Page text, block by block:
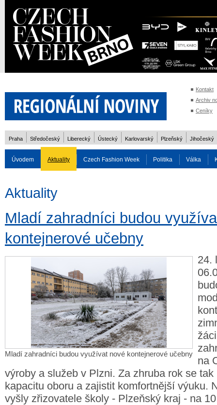
Kontakt
Archiv
Ceníky
Praha Středočeský Liberecký Ústecký Karlovarský Plzeňský Jihočeský
Úvodem Aktuality Czech Fashion Week Politika Válka
Rozhovory
Aktuality
Mladí zahradníci budou
kontejnerové učebny
Mladí zahradníci budou využívat nové kontejnerové učebny
24.
na
výroby a služeb v Plzni. Za zhruba rok se
kapacitu oboru a zajistit komfortnější výuku.
vyšly zřizovatele školy - Plzeňský kraj - na